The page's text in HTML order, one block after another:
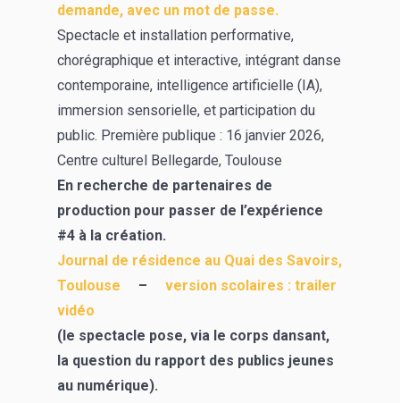
demande, avec un mot de passe.
Spectacle et installation performative,
chorégraphique et interactive, intégrant danse
contemporaine, intelligence artificielle (IA),
immersion sensorielle, et participation du
public. Première publique : 16 janvier 2026,
Centre culturel Bellegarde, Toulouse
En recherche de partenaires de
production pour passer de l’expérience
#4 à la création.
Journal de résidence au Quai des Savoirs,
Toulouse – version scolaires : trailer
vidéo
(le spectacle pose, via le corps dansant,
la question du rapport des publics jeunes
au numérique).